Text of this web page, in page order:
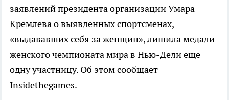
заявлений президента организации Умара
Кремлева о выявленных спортсменах,
«выдававших себя за женщин», лишила медали
женского чемпионата мира в Нью-Дели еще
одну участницу. Об этом сообщает
Insidethegames.